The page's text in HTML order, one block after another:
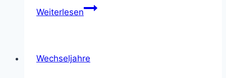
WeiterlesenDer
der
Wechseljahre